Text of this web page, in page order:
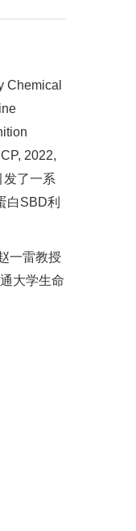
Chemical
2022,
发了一系
白SBD利
一雷教授
大学生命